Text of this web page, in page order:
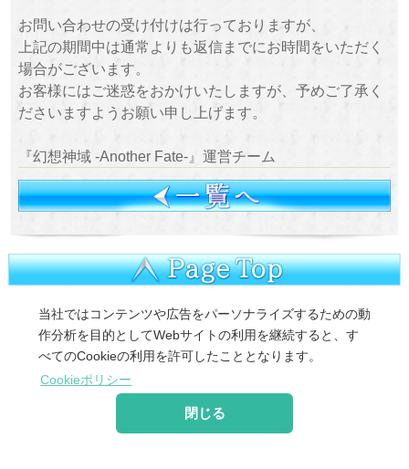
当社ではコンテンツや広告をパーソナライズするための動
作分析を目的としてWebサイトの利用を継続すると、す
べてのCookieの利用を許可したこととなります。
Cookieポリシー
閉じる
お問い合わせの受け付けは行っておりますが、
上記の期間中は通常よりも返信までにお時間をいただく
場合がございます。
お客様にはご迷惑をおかけいたしますが、予めご了承く
ださいますようお願い申し上げます。
『幻想神域 -Another Fate-』運営チーム
©2026 MoonRabbit Corporation.